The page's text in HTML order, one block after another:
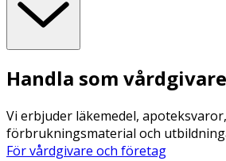
Handla som
Vi erbjuder läkemedel, apoteksvaror,
förbrukningsmaterial och
För vårdgivare och företag